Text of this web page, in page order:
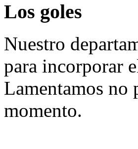
Los goles
Nuestro
para incorporar
Lamentamos no
momento.